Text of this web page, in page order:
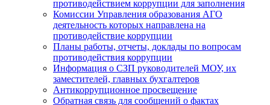
противодействием коррупции для заполнения
Комиссии Управления образования АГО
деятельность которых направлена на
противодействие коррупции
Планы работы, отчеты, доклады по вопросам
противодействия коррупции
Информация о СЗП руководителей МОУ, их
заместителей, главных бухгалтеров
Антикоррупционное просвещение
Обратная связь для сообщений о фактах